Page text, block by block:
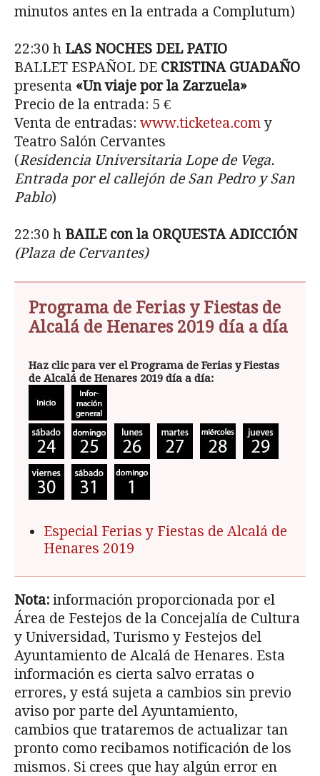
minutos antes en la entrada a Complutum)
22:30 h LAS NOCHES DEL PATIO
BALLET ESPAÑOL DE CRISTINA GUADAÑO
presenta «Un viaje por la Zarzuela»
Precio de la entrada: 5 €
Venta de entradas: www.ticketea.comy
Teatro Salón Cervantes
(Residencia Universitaria Lope de Vega.
Entrada por el callejón de San Pedro y San
Pablo)
22:30 h BAILE con la ORQUESTA ADICCIÓN
(Plaza de Cervantes)
Programa de Ferias y Fiestas de
Alcalá de Henares 2019 día a día
Haz clic para ver el Programa de Ferias y Fiestas
de Alcalá de Henares 2019 día a día:
Especial Ferias y Fiestas de Alcalá de
Henares 2019
Nota: información proporcionada por el
Área de Festejos de la Concejalía de Cultura
y Universidad, Turismo y Festejos del
Ayuntamiento de Alcalá de Henares. Esta
información es cierta salvo erratas o
errores, y está sujeta a cambios sin previo
aviso por parte del Ayuntamiento,
cambios que trataremos de actualizar tan
pronto como recibamos notificación de los
mismos. Si crees que hay algún error en